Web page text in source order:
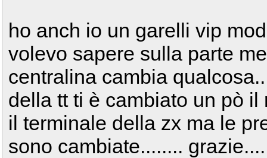
ho anch io un garelli vip
volevo sapere sulla parte
centralina cambia
della tt ti è cambiato un pò
il terminale della zx ma le
sono cambiate........